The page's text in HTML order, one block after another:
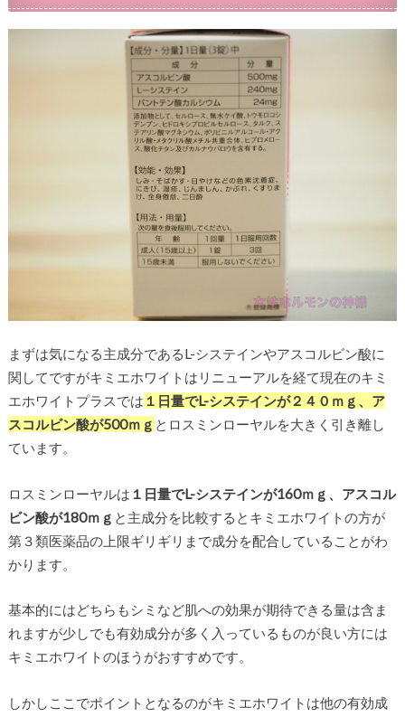
まずは気になる主成分であるL-システインやアスコルビン酸に
関してですがキミエホワイトはリニューアルを経て現在のキミ
エホワイトプラスでは １日量でL-システインが２４０ｍｇ、ア
スコルビン酸が500ｍｇ とロスミンローヤルを大きく引き離し
ています。
ロスミンローヤルは １日量でL-システインが160ｍｇ、アスコル
ビン酸が180ｍｇ と主成分を比較するとキミエホワイトの方が
第３類医薬品の上限ギリギリまで成分を配合していることがわ
かります。
基本的にはどちらもシミなど肌への効果が期待できる量は含ま
れますが少しでも有効成分が多く入っているものが良い方には
キミエホワイトのほうがおすすめです。
しかしここでポイントとなるのがキミエホワイトは他の有効成